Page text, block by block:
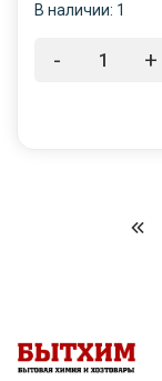
В наличии: 1
- +